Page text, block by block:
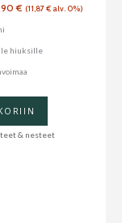
€ (11,87€ alv. 0%)
hiuksille
& nesteet